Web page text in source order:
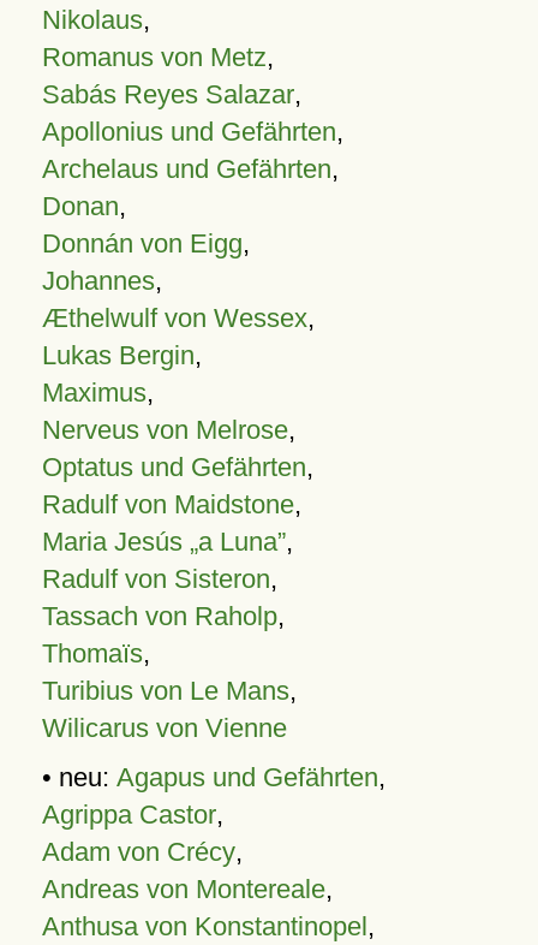
Nikolaus,
Romanus von Metz,
Sabás Reyes Salazar,
Apollonius und Gefährten,
Archelaus und Gefährten,
Donan,
Donnán von Eigg,
Johannes,
Æthelwulf von Wessex,
Lukas Bergin,
Maximus,
Nerveus von Melrose,
Optatus und Gefährten,
Radulf von Maidstone,
Maria Jesús „a Luna”,
Radulf von Sisteron,
Tassach von Raholp,
Thomaïs,
Turibius von Le Mans,
Wilicarus von Vienne
• neu: Agapus und Gefährten,
Agrippa Castor,
Adam von Crécy,
Andreas von Montereale,
Anthusa von Konstantinopel,